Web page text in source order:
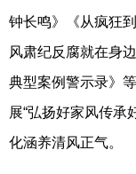
钟长鸣》《从疯狂
风肃纪反腐就在身
典型案例警示录》
展“弘扬好家风传承
化涵养清风正气。